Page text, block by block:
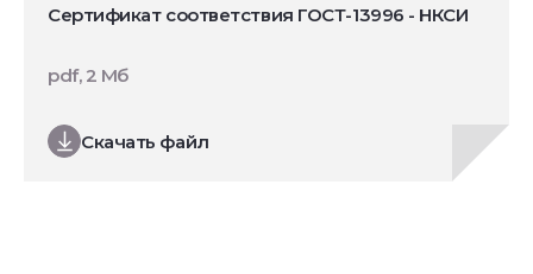
Сертификат соответствия ГОСТ-13996 - НКСИ
Скачать файл
pdf, 2 Мб